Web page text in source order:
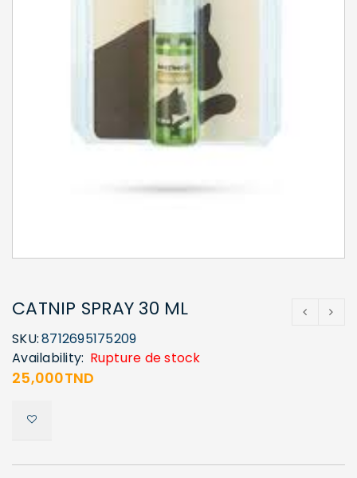
CATNIP SPRAY 30 ML
SKU:8712695175209
Availability: Rupture de stock
25,000TND